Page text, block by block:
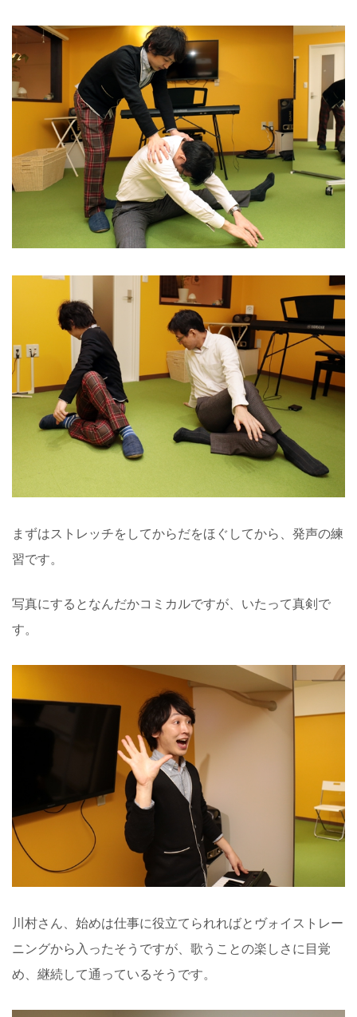
まずはストレッチをしてからだをほぐしてから、発声の練
習です。
写真にするとなんだかコミカルですが、いたって真剣で
す。
川村さん、始めは仕事に役立てられればとヴォイストレー
ニングから入ったそうですが、歌うことの楽しさに目覚
め、継続して通っているそうです。